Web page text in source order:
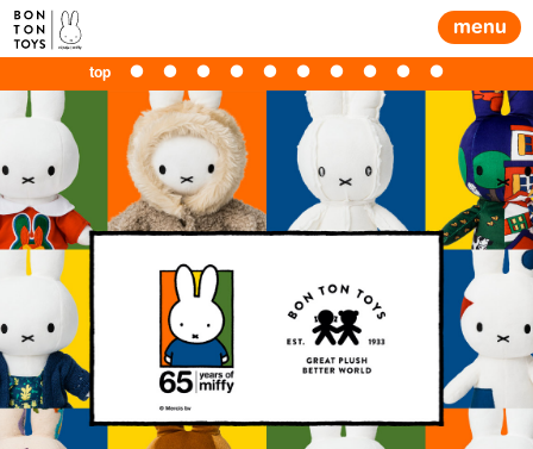
menu
top ● ● ● ● ● ● ● ● ● ●